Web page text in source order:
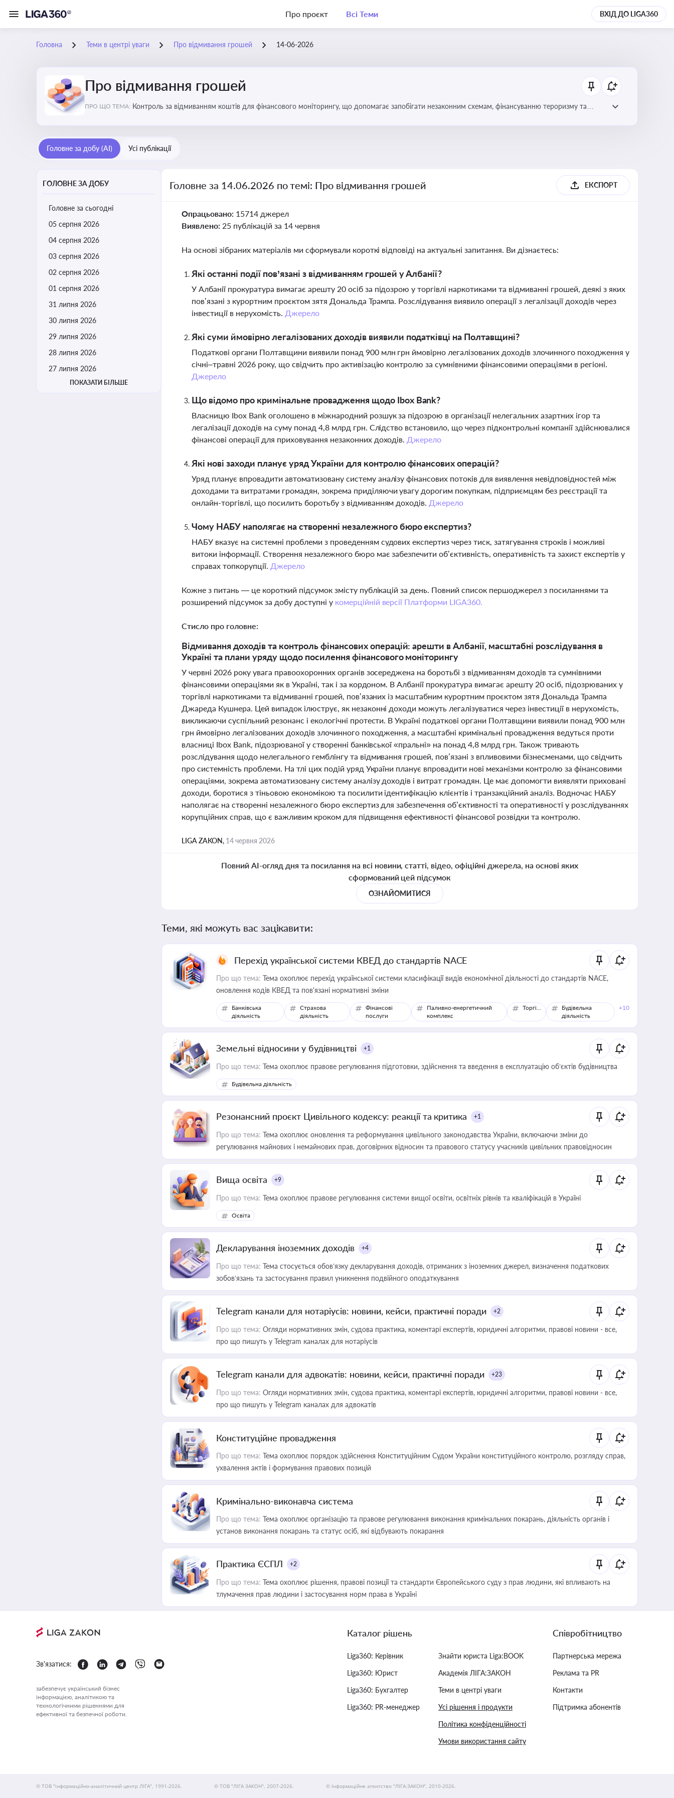
Про проєкт Всі Теми ВХІД ДО LIGA360
Головна Теми в центрі уваги Про відмивання грошей 14-06-2026
Про відмивання грошей
ПРО ЩО ТЕМА: Контроль за відмиванням коштів для фінансового моніторингу, що допомагає запобігати незаконним схемам, фінансуванню тероризму та
Головне за добу (AI) Усі публікації
ГОЛОВНЕ ЗА ДОБУ
Головне за сьогодні
05 серпня 2026
04 серпня 2026
03 серпня 2026
02 серпня 2026
01 серпня 2026
31 липня 2026
30 липня 2026
29 липня 2026
28 липня 2026
27 липня 2026
ПОКАЗАТИ БІЛЬШЕ
Головне за 14.06.2026 по темі: Про відмивання грошей ЕКСПОРТ
Опрацьовано: 15714 джерел
Виявлено: 25 публікацій за 14 червня
На основі зібраних матеріалів ми сформували короткі відповіді на актуальні запитання. Ви дізнаєтесь:
Які останні події пов’язані з відмиванням грошей у Албанії?
У Албанії прокуратура вимагає арешту 20 осіб за підозрою у торгівлі наркотиками та відмиванні грошей, деякі з яких
пов’язані з курортним проєктом зятя Дональда Трампа. Розслідування виявило операції з легалізації доходів через
інвестиції в нерухомість. Джерело
Які суми ймовірно легалізованих доходів виявили податківці на Полтавщині?
Податкові органи Полтавщини виявили понад 900 млн грн ймовірно легалізованих доходів злочинного походження у
січні–травні 2026 року, що свідчить про активізацію контролю за сумнівними фінансовими операціями в регіоні.
Джерело
Що відомо про кримінальне провадження щодо Ibox Bank?
Власницю Ibox Bank оголошено в міжнародний розшук за підозрою в організації нелегальних азартних ігор та
легалізації доходів на суму понад 4,8 млрд грн. Слідство встановило, що через підконтрольні компанії здійснювалися
фінансові операції для приховування незаконних доходів. Джерело
Які нові заходи планує уряд України для контролю фінансових операцій?
Уряд планує впровадити автоматизовану систему аналізу фінансових потоків для виявлення невідповідностей між
доходами та витратами громадян, зокрема приділяючи увагу дорогим покупкам, підприємцям без реєстрації та
онлайн-торгівлі, що посилить боротьбу з відмиванням доходів. Джерело
Чому НАБУ наполягає на створенні незалежного бюро експертиз?
НАБУ вказує на системні проблеми з проведенням судових експертиз через тиск, затягування строків і можливі
витоки інформації. Створення незалежного бюро має забезпечити об’єктивність, оперативність та захист експертів у
справах топкорупції. Джерело
Кожне з питань — це короткий підсумок змісту публікацій за день. Повний список першоджерел з посиланнями та
розширений підсумок за добу доступні у комерційній версії Платформи LIGA360.
Стисло про головне:
Відмивання доходів та контроль фінансових операцій: арешти в Албанії, масштабні розслідування в
Україні та плани уряду щодо посилення фінансового моніторингу
У червні 2026 року увага правоохоронних органів зосереджена на боротьбі з відмиванням доходів та сумнівними
фінансовими операціями як в Україні, так і за кордоном. В Албанії прокуратура вимагає арешту 20 осіб, підозрюваних у
торгівлі наркотиками та відмиванні грошей, пов’язаних із масштабним курортним проєктом зятя Дональда Трампа
Джареда Кушнера. Цей випадок ілюструє, як незаконні доходи можуть легалізуватися через інвестиції в нерухомість,
викликаючи суспільний резонанс і екологічні протести. В Україні податкові органи Полтавщини виявили понад 900 млн
грн ймовірно легалізованих доходів злочинного походження, а масштабні кримінальні провадження ведуться проти
власниці Ibox Bank, підозрюваної у створенні банківської «пральні» на понад 4,8 млрд грн. Також тривають
розслідування щодо нелегального гемблінгу та відмивання грошей, пов’язані з впливовими бізнесменами, що свідчить
про системність проблеми. На тлі цих подій уряд України планує впровадити нові механізми контролю за фінансовими
операціями, зокрема автоматизовану систему аналізу доходів і витрат громадян. Це має допомогти виявляти приховані
доходи, боротися з тіньовою економікою та посилити ідентифікацію клієнтів і транзакційний аналіз. Водночас НАБУ
наполягає на створенні незалежного бюро експертиз для забезпечення об’єктивності та оперативності у розслідуваннях
корупційних справ, що є важливим кроком для підвищення ефективності фінансової розвідки та контролю.
LIGA ZAKON, 14 червня 2026
Повний AI-огляд дня та посилання на всі новини, статті, відео, офіційні джерела, на основі яких
сформований цей підсумок
ОЗНАЙОМИТИСЯ
Теми, які можуть вас зацікавити:
Перехід української системи КВЕД до стандартів NACE
Про що тема: Тема охоплює перехід української системи класифікації видів економічної діяльності до стандартів NACE,
оновлення кодів КВЕД та пов'язані нормативні зміни
Банківська
діяльність
Страхова
діяльність
Фінансові
послуги
Паливно-енергетичний
комплекс
Торгівля
Будівельна
діяльність
+10
Земельні відносини у будівництві +1
Про що тема: Тема охоплює правове регулювання підготовки, здійснення та введення в експлуатацію об’єктів будівництва
Будівельна діяльність
Резонансний проєкт Цивільного кодексу: реакції та критика +1
Про що тема: Тема охоплює оновлення та реформування цивільного законодавства України, включаючи зміни до
регулювання майнових і немайнових прав, договірних відносин та правового статусу учасників цивільних правовідносин
Вища освіта +9
Про що тема: Тема охоплює правове регулювання системи вищої освіти, освітніх рівнів та кваліфікацій в Україні
Освіта
Декларування іноземних доходів +4
Про що тема: Тема стосується обов’язку декларування доходів, отриманих з іноземних джерел, визначення податкових
зобов’язань та застосування правил уникнення подвійного оподаткування
Telegram канали для нотаріусів: новини, кейси, практичні поради +2
Про що тема: Огляди нормативних змін, судова практика, коментарі експертів, юридичні алгоритми, правові новини - все,
про що пишуть у Telegram каналах для нотаріусів
Telegram канали для адвокатів: новини, кейси, практичні поради +23
Про що тема: Огляди нормативних змін, судова практика, коментарі експертів, юридичні алгоритми, правові новини - все,
про що пишуть у Telegram каналах для адвокатів
Конституційне провадження
Про що тема: Тема охоплює порядок здійснення Конституційним Судом України конституційного контролю, розгляду справ,
ухвалення актів і формування правових позицій
Кримінально-виконавча система
Про що тема: Тема охоплює організацію та правове регулювання виконання кримінальних покарань, діяльність органів і
установ виконання покарань та статус осіб, які відбувають покарання
Практика ЄСПЛ +2
Про що тема: Тема охоплює рішення, правові позиції та стандарти Європейського суду з прав людини, які впливають на
тлумачення прав людини і застосування норм права в Україні
Зв'язатися:
забезпечує український бізнес
інформацією, аналітикою та
технологічними рішеннями для
ефективної та безпечної роботи.
Каталог рішень
Liga360: Керівник
Liga360: Юрист
Liga360: Бухгалтер
Liga360: PR-менеджер
Знайти юриста Liga:BOOK
Академія ЛІГА:ЗАКОН
Теми в центрі уваги
Усі рішення і продукти
Політика конфіденційності
Умови використання сайту
Співробітництво
Партнерська мережа
Реклама та PR
Контакти
Підтримка абонентів
© ТОВ "інформаційно-аналітичний центр ЛІГА", 1991-2026. © ТОВ "ЛІГА ЗАКОН", 2007-2026. © Інформаційне агентство "ЛІГА:ЗАКОН", 2010-2026.